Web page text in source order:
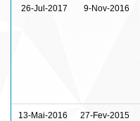
26-Jul-2017 9-Nov-2016
13-Mai-2016 27-Fev-2015